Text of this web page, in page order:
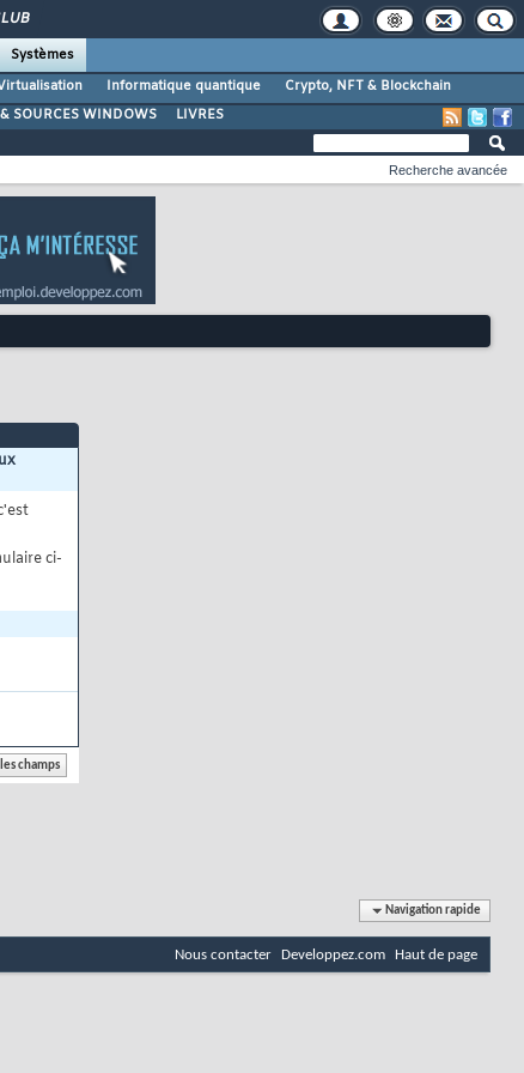
Systèmes
Informatique quantique
Crypto, NFT & Blockchain
SOURCES WINDOWS LIVRES
Recherche avancée
ci-
Navigation rapide
Nous contacter Developpez.com Haut de page